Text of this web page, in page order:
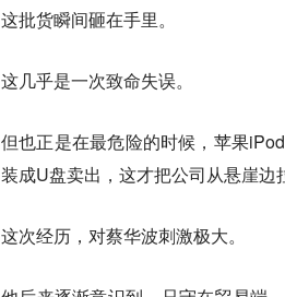
这批货瞬间砸在手里。
这几乎是一次致命失误。
但也正是在最危险的时候，苹果
装成U盘卖出，这才把公司从悬崖边
这次经历，对蔡华波刺激极大。